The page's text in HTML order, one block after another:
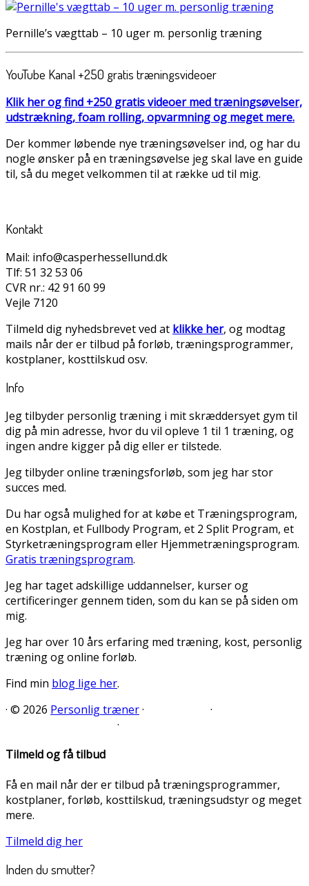
Pernille’s vægttab – 10 uger m. personlig træning
YouTube Kanal +250 gratis træningsvideoer
Klik her og find +250 gratis videoer med træningsøvelser,
udstrækning, foam rolling, opvarmning og meget mere.
Der kommer løbende nye træningsøvelser ind, og har du
nogle ønsker på en træningsøvelse jeg skal lave en guide
til, så du meget velkommen til at række ud til mig.
Kontakt
Mail: info@casperhessellund.dk
Tlf: 51 32 53 06
CVR nr.: 42 91 60 99
Vejle 7120
Tilmeld dig nyhedsbrevet ved at klikke her, og modtag
mails når der er tilbud på forløb, træningsprogrammer,
kostplaner, kosttilskud osv.
Info
Jeg tilbyder personlig træning i mit skræddersyet gym til
dig på min adresse, hvor du vil opleve 1 til 1 træning, og
ingen andre kigger på dig eller er tilstede.
Jeg tilbyder online træningsforløb, som jeg har stor
succes med.
Du har også mulighed for at købe et Træningsprogram,
en Kostplan, et Fullbody Program, et 2 Split Program, et
Styrketræningsprogram eller Hjemmetræningsprogram.
Gratis træningsprogram.
Jeg har taget adskillige uddannelser, kurser og
certificeringer gennem tiden, som du kan se på siden om
mig.
Jeg har over 10 års erfaring med træning, kost, personlig
træning og online forløb.
Find min blog lige her.
· © 2026 Personlig træner·
·
·
Tilmeld og få tilbud
Få en mail når der er tilbud på træningsprogrammer,
kostplaner, forløb, kosttilskud, træningsudstyr og meget
mere.
Tilmeld dig her
Inden du smutter?